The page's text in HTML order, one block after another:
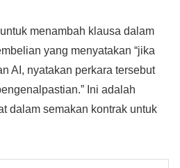
menambah klausa dalam
yang menyatakan “jika
AI, nyatakan perkara tersebut
Ini adalah
dalam semakan kontrak untuk